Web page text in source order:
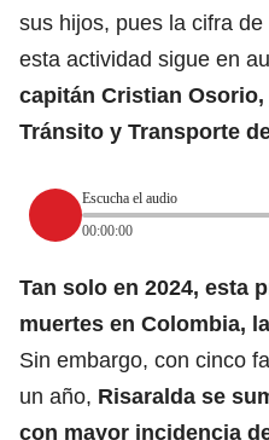
sus hijos, pues la cifra
esta actividad sigue en
capitán Cristian
Tránsito y Transporte
Escucha el audio
00:00:00
Tan solo en 2024, esta
muertes en Colombia,
Sin embargo, con cinco
un año, Risaralda se
con mayor incidencia